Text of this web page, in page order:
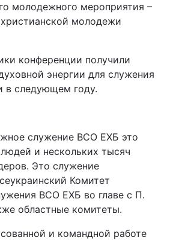
молодежного мероприятия –
христианской молодежи
конференции получили
энергии для служения
в следующем году.
служение ВСО ЕХБ это
и нескольких тысяч
Это служение
Комитет
ВСО ЕХБ во главе с П.
областные комитеты.
и командной работе